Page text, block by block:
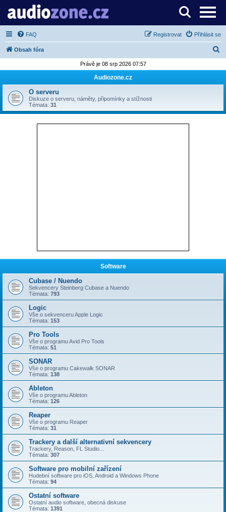
Server o digitálním zpracování zvuku
FAQ Přihlásit se
Registrovat
Obsah fóra
d
t
Právě je 08 srp 2026 07:57
Audiozone.cz
O serveru
Diskuze o serveru, náměty, připomínky a stížnosti
Témata: 31
Software
Cubase / Nuendo
Sekvencery Steinberg Cubase a Nuendo
Témata: 793
Logic
Vše o sekvenceru Apple Logic
Témata: 153
Pro Tools
Vše o programu Avid Pro Tools
Témata: 51
SONAR
Vše o programu Cakewalk SONAR
Témata: 138
Ableton
Vše o programu Ableton
Témata: 126
Reaper
Vše o programu Reaper
Témata: 31
Trackery a další alternativní sekvencery
Trackery, Reason, FL Studio...
Témata: 307
Software pro mobilní zařízení
Hudební software pro iOS, Android a Windows Phone
Témata: 94
Ostatní software
Ostatní audio software, obecná diskuse
Témata: 1391